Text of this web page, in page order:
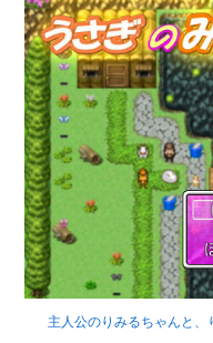
主人公のりみるちゃんと、